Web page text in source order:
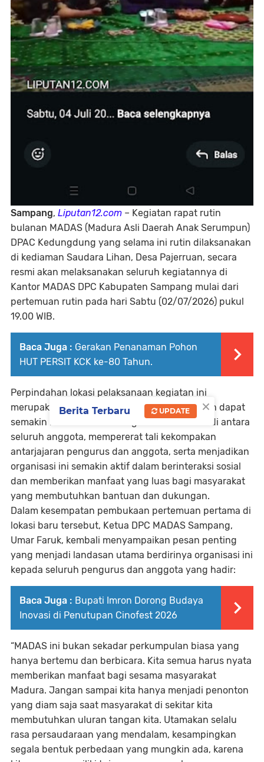
Sampang, Liputan12.com – Kegiatan rapat rutin
bulanan MADAS (Madura Asli Daerah Anak Serumpun)
DPAC Kedungdung yang selama ini rutin dilaksanakan
di kediaman Saudara Lihan, Desa Pajerruan, secara
resmi akan melaksanakan seluruh kegiatannya di
Kantor MADAS DPC Kabupaten Sampang mulai dari
pertemuan rutin pada hari Sabtu (02/07/2026) pukul
19.00 WIB.
Baca Juga : Gerakan Penanaman Pohon
HUT PERSIT KCK ke-80 Tahun.
Perpindahan lokasi pelaksanaan kegiatan ini
merupakan langkah strategis yang diharapkan dapat
semakin menambah semangat kebersamaan di antara
seluruh anggota, mempererat tali kekompakan
antarjajaran pengurus dan anggota, serta menjadikan
organisasi ini semakin aktif dalam berinteraksi sosial
dan memberikan manfaat yang luas bagi masyarakat
yang membutuhkan bantuan dan dukungan.
Dalam kesempatan pembukaan pertemuan pertama di
lokasi baru tersebut, Ketua DPC MADAS Sampang,
Umar Faruk, kembali menyampaikan pesan penting
yang menjadi landasan utama berdirinya organisasi ini
kepada seluruh pengurus dan anggota yang hadir:
Baca Juga : Bupati Imron Dorong Budaya
Inovasi di Penutupan Cinofest 2026
“MADAS ini bukan sekadar perkumpulan biasa yang
hanya bertemu dan berbicara. Kita semua harus nyata
memberikan manfaat bagi sesama masyarakat
Madura. Jangan sampai kita hanya menjadi penonton
yang diam saja saat masyarakat di sekitar kita
membutuhkan uluran tangan kita. Utamakan selalu
rasa persaudaraan yang mendalam, kesampingkan
segala bentuk perbedaan yang mungkin ada, karena
×
Berita Terbaru UPDATE